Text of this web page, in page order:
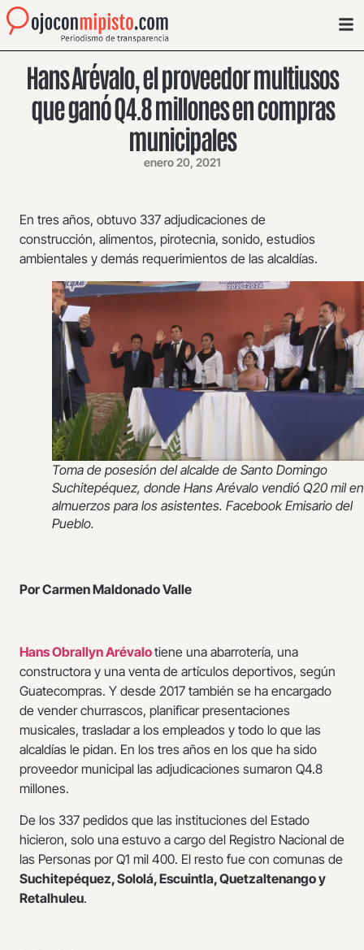
Hans Arévalo, el proveedor multiusos
que ganó Q4.8 millones en compras
municipales
enero 20, 2021
En tres años, obtuvo 337 adjudicaciones de
construcción, alimentos, pirotecnia, sonido, estudios
ambientales y demás requerimientos de las alcaldías.
Toma de posesión del alcalde de Santo Domingo
Suchitepéquez, donde Hans Arévalo vendió Q20 mil en
almuerzos para los asistentes. Facebook Emisario del
Pueblo.
Por Carmen Maldonado Valle
Hans Obrallyn Arévalotiene una abarrotería, una
constructora y una venta de artículos deportivos, según
Guatecompras. Y desde 2017 también se ha encargado
de vender churrascos, planificar presentaciones
musicales, trasladar a los empleados y todo lo que las
alcaldías le pidan. En los tres años en los que ha sido
proveedor municipal las adjudicaciones sumaron Q4.8
millones.
De los 337 pedidos que las instituciones del Estado
hicieron, solo una estuvo a cargo del Registro Nacional de
las Personas por Q1 mil 400. El resto fue con comunas de
Suchitepéquez, Sololá, Escuintla, Quetzaltenango y
Retalhuleu.